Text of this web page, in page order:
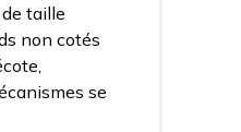
taille
non cotés
se